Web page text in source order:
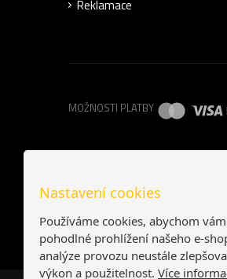
Reklamace
MOŽNOSTI PLATBY
Nastavení cookies
Používáme cookies, abychom
pohodlné prohlížení našeho e-
analýze provozu neustále
výkon a použitelnost. Více